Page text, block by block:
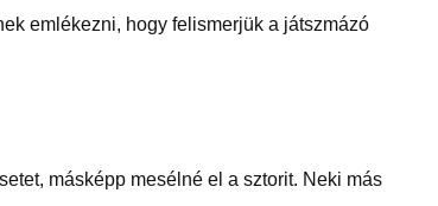
emlékezni, hogy felismerjük a játszmázó
másképp mesélné el a sztorit. Neki más